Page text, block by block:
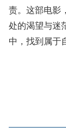
责。这部电影
处的渴望与迷
中，找到属于